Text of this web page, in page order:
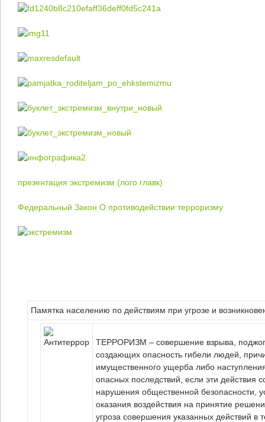
презентация экстремизм (лого главк)
Федеральный Закон О противодействии терроризму
Памятка населению по действиям при угрозе и
ТЕРРОРИЗМ – совершение взрыва,
создающих опасность гибели людей,
имущественного ущерба либо
опасных последствий, если эти действия
нарушения общественной безопасности,
оказания воздействия на принятие
угроза совершения указанных действий в